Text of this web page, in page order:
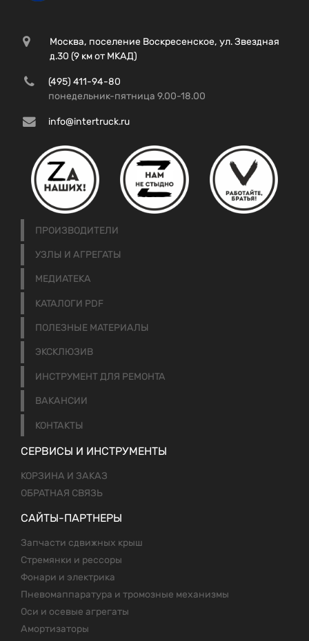
Москва, поселение Воскресенское, ул. Звездная
д.30 (9 км от МКАД)
(495) 411-94-80
понедельник-пятница 9.00-18.00
info@intertruck.ru
ПРОИЗВОДИТЕЛИ
УЗЛЫ И АГРЕГАТЫ
МЕДИАТЕКА
КАТАЛОГИ PDF
ПОЛЕЗНЫЕ МАТЕРИАЛЫ
ЭКСКЛЮЗИВ
ИНСТРУМЕНТ ДЛЯ РЕМОНТА
ВАКАНСИИ
КОНТАКТЫ
СЕРВИСЫ И ИНСТРУМЕНТЫ
КОРЗИНА И ЗАКАЗ
ОБРАТНАЯ СВЯЗЬ
САЙТЫ-ПАРТНЕРЫ
Запчасти сдвижных крыш
Стремянки и рессоры
Фонари и электрика
Пневомаппаратура и тромозные механизмы
Оси и осевые агрегаты
Амортизаторы